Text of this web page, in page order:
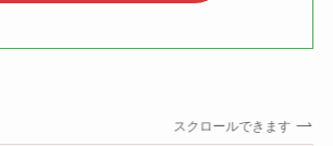
スクロールできます